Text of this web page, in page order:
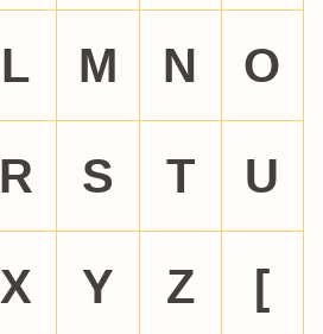
L M N O
R S T U
X Y Z [